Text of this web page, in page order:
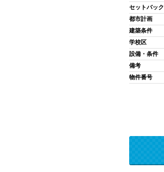
セットバック
都市計画
建築条件
学校区
設備・条件
備考
物件番号